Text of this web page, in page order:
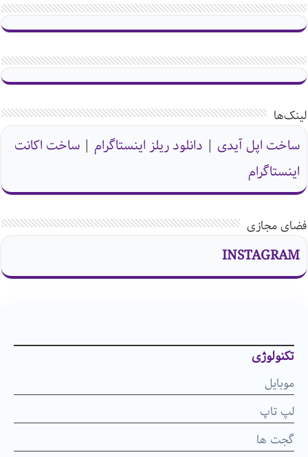
لینک‌ها
ساخت اپل آیدی | دانلود ریلز اینستاگرام |ساخت اکانت
اینستاگرام
فضای مجازی
INSTAGRAM
تکنولوژی
موبایل
لپ تاپ
گجت ها